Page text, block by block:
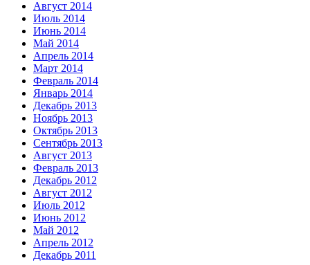
Август 2014
Июль 2014
Июнь 2014
Май 2014
Апрель 2014
Март 2014
Февраль 2014
Январь 2014
Декабрь 2013
Ноябрь 2013
Октябрь 2013
Сентябрь 2013
Август 2013
Февраль 2013
Декабрь 2012
Август 2012
Июль 2012
Июнь 2012
Май 2012
Апрель 2012
Декабрь 2011